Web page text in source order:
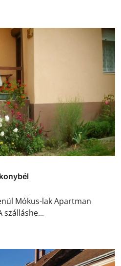
Mókus-lak Apartman
szálláshe...